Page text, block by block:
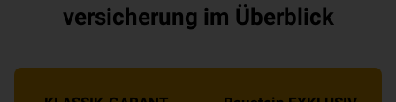
versicherung im Überblick